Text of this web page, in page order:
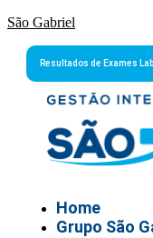
São Gabriel
Resultados de Exames
Home
Grupo São